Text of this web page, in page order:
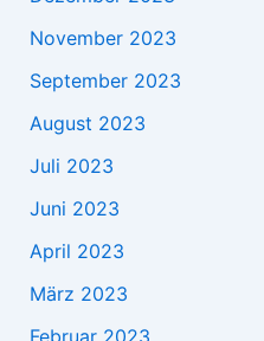
November 2023
September 2023
August 2023
Juli 2023
Juni 2023
April 2023
März 2023